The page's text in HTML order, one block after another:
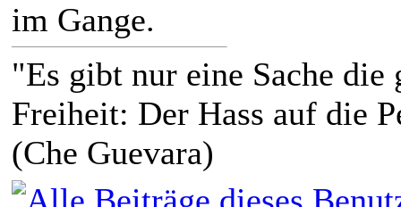
im Gange.
"Es gibt nur eine Sache
Freiheit: Der Hass auf die
(Che Guevara)